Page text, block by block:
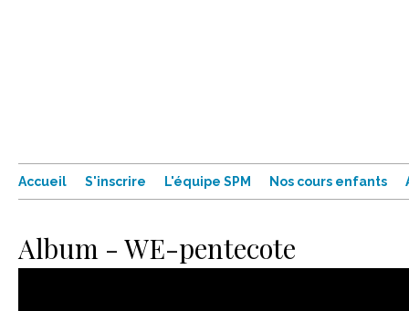
Accueil S'inscrire L'équipe SPM Nos cours enfants
Album - WE-pentecote